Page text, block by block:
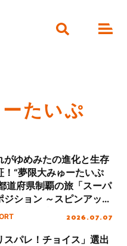
たいぷ
がゆめみたの進化と生存
！“夢限大みゅーたいぷ
道府県制覇の旅「スーパ
ジション ～スピンアップ
」東京公演”ロングレポ
2026.07.07
スパレ！チョイス」選出